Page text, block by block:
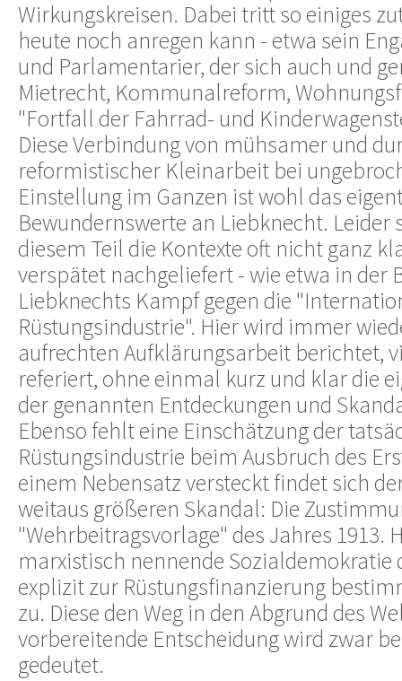
Wirkungskreisen. Dabei tritt so einiges
heute noch anregen kann - etwa sein
und Parlamentarier, der sich auch und
Mietrecht, Kommunalreform,
"Fortfall der Fahrrad- und
Diese Verbindung von mühsamer und
reformistischer Kleinarbeit bei
Einstellung im Ganzen ist wohl das
Bewundernswerte an Liebknecht. Leider
diesem Teil die Kontexte oft nicht ganz
verspätet nachgeliefert - wie etwa in der
Liebknechts Kampf gegen die
Rüstungsindustrie". Hier wird immer
aufrechten Aufklärungsarbeit berichtet,
referiert, ohne einmal kurz und klar die
der genannten Entdeckungen und
Ebenso fehlt eine Einschätzung der
Rüstungsindustrie beim Ausbruch des
einem Nebensatz versteckt findet sich
weitaus größeren Skandal: Die
"Wehrbeitragsvorlage" des Jahres 1913.
marxistisch nennende Sozialdemokratie
explizit zur Rüstungsfinanzierung
zu. Diese den Weg in den Abgrund des
vorbereitende Entscheidung wird zwar
gedeutet.